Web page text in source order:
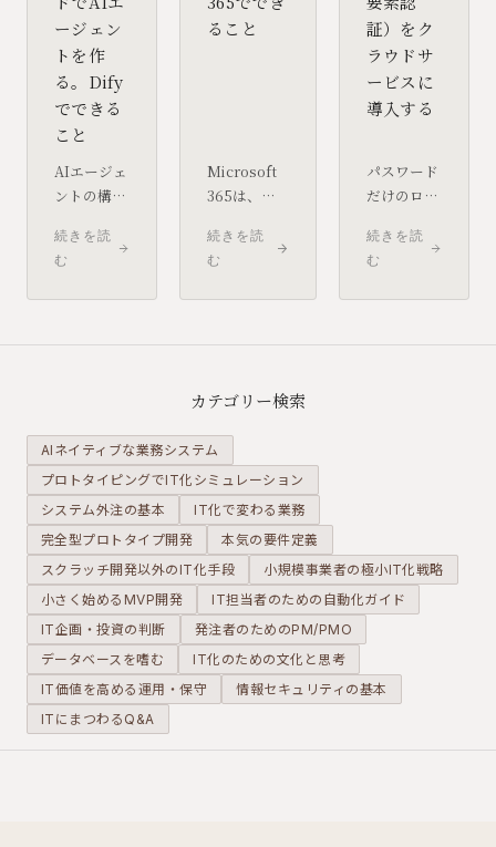
ージェン
トを作
る。Dify
でできる
こと
AIエージェ
ントの構築
門的なプロ
グラミング
すが、画面
も増えてい
ます。オー
プンソース
のLLMアプ
リ開発プラ
ットフォー
ム「Dify」
を例に、ノ
ーコードで
どこまでの
AIエージェ
ントが作れ
るのか、そ
の範囲と限
続きを読
む
ること
Microsoft
365は、
Excelとい
ったOffice
メール・チ
デオ会議・
ファイル共
有・業務自
動化まで一
通りそろっ
たプラット
フォームで
す。中小企
業から大企
業まで、オ
フィス業務
の基盤とし
て広く使わ
れていま
続きを読
む
証）をク
ラウドサ
ービスに
導入する
パスワード
だけのログ
洩した瞬間
に不正アク
MFA（多要
ビスで無料
で使える機
能です。
続きを読
む
カテゴリー検索
AIネイティブな業務システム
プロトタイピングでIT化シミュレーション
システム外注の基本
IT化で変わる業務
完全型プロトタイプ開発
本気の要件定義
スクラッチ開発以外のIT化手段
小規模事業者の極小IT化戦略
小さく始めるMVP開発
IT担当者のための自動化ガイド
IT企画・投資の判断
発注者のためのPM/PMO
データベースを嗜む
IT化のための文化と思考
IT価値を高める運用・保守
情報セキュリティの基本
ITにまつわるQ&A